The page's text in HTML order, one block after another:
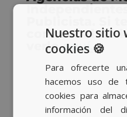
conocer el
verloaquí.
Nuestro sitio
cookies 🍪
Para ofrecerte
hacemos uso de
cookies para
información del